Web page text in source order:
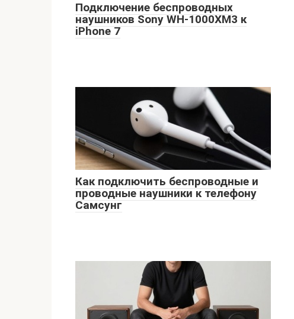
Подключение беспроводных
наушников Sony WH-1000XM3 к
iPhone 7
Как подключить беспроводные и
проводные наушники к телефону
Самсунг